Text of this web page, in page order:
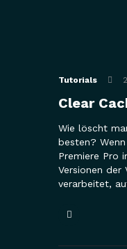
Tutorials
Clear
Wie löscht
besten?
Premiere Pro
Versionen der
verarbeitet,